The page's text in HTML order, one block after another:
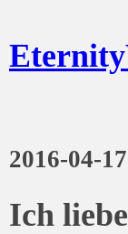
2016-04-
Ich